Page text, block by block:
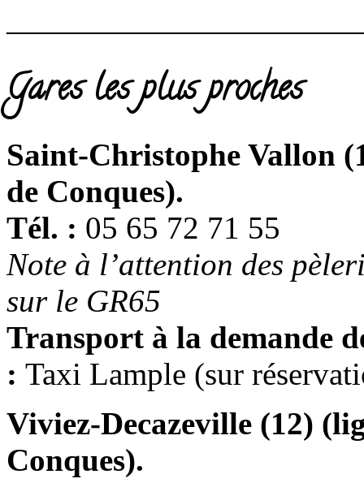
Gares les plus proches
Saint-Christophe Vallon
de Conques).
Tél. : 05 65 72 71 55
Note à l’attention des
sur le GR65
Transport à la demande
: Taxi Lample (sur
Viviez-Decazeville (12)
Conques).